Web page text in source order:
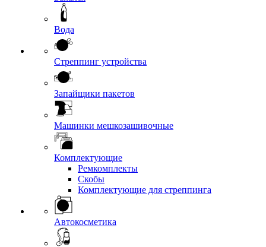
Вода
Стреппинг устройства
Запайщики пакетов
Машинки мешкозашивочные
Комплектующие
Ремкомплекты
Скобы
Комплектующие для стреппинга
Автокосметика